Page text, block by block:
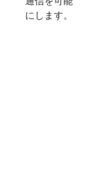
にします。